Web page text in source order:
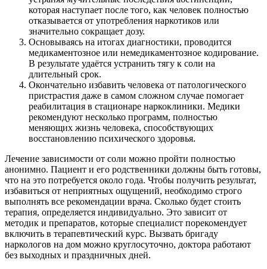
которая наступает после того, как человек полностью
отказывается от употребления наркотиков или
значительно сокращает дозу.
Основываясь на итогах диагностики, проводится
медикаментозное или немедикаментозное кодирование.
В результате удаётся устранить тягу к соли на
длительный срок.
Окончательно избавить человека от патологического
пристрастия даже в самом сложном случае помогает
реабилитация в стационаре наркоклиники. Медики
рекомендуют несколько программ, полностью
меняющих жизнь человека, способствующих
восстановлению психического здоровья.
Лечение зависимости от соли можно пройти полностью
анонимно. Пациент и его родственники должны быть готовы,
что на это потребуется около года. Чтобы получить результат,
избавиться от неприятных ощущений, необходимо строго
выполнять все рекомендации врача. Сколько будет стоить
терапия, определяется индивидуально. Это зависит от
методик и препаратов, которые специалист порекомендует
включить в терапевтический курс. Вызвать бригаду
наркологов на дом можно круглосуточно, доктора работают
без выходных и праздничных дней.